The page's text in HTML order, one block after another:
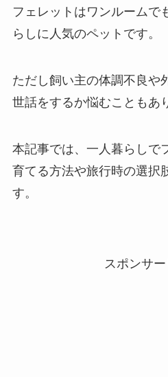
フェレットはワンルームで
らしに人気のペットです。
ただし飼い主の体調不良や
世話をするか悩むこともあ
本記事では、一人暮らしで
育てる方法や旅行時の選択
す。
スポンサー